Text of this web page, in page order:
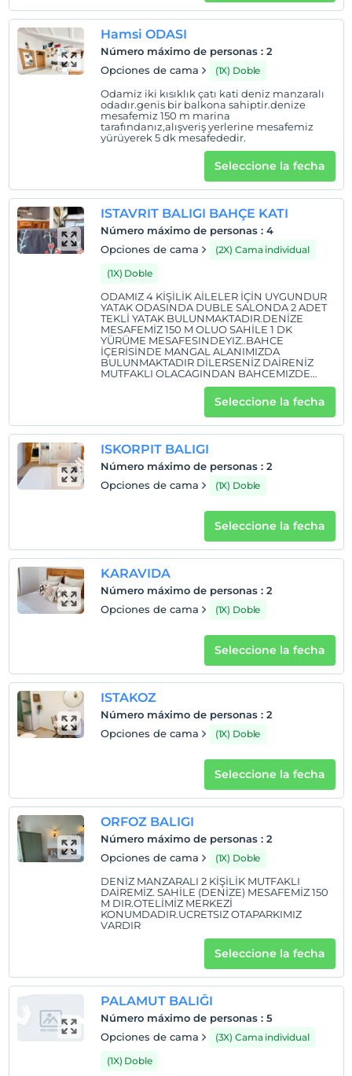
Hamsi ODASI
Número máximo de personas : 2
Opciones de cama
(1X) Doble
Odamiz iki kısıklık çatı kati deniz manzaralı
odadır.genis bir balkona sahiptir.denize
mesafemiz 150 m marina
tarafındanız,alışveriş yerlerine mesafemiz
yürüyerek 5 dk mesafededir.
Seleccione la fecha
ISTAVRIT BALIGI BAHÇE KATI
Número máximo de personas : 4
Opciones de cama
(2X) Cama individual
(1X) Doble
ODAMIZ 4 KİŞİLİK AİLELER İÇİN UYGUNDUR
YATAK ODASINDA DUBLE SALONDA 2 ADET
TEKLİ YATAK BULUNMAKTADIR.DENİZE
MESAFEMİZ 150 M OLUO SAHİLE 1 DK
YÜRÜME MESAFESINDEYIZ..BAHCE
İÇERİSİNDE MANGAL ALANIMIZDA
BULUNMAKTADIR DİLERSENİZ DAİRENİZ
MUTFAKLI OLACAGINDAN BAHCEMIZDE
MANGAL YAPABİLİRSİNİZ.
Seleccione la fecha
ISKORPIT BALIGI
Número máximo de personas : 2
Opciones de cama
(1X) Doble
Seleccione la fecha
KARAVIDA
Número máximo de personas : 2
Opciones de cama
(1X) Doble
Seleccione la fecha
ISTAKOZ
Número máximo de personas : 2
Opciones de cama
(1X) Doble
Seleccione la fecha
ORFOZ BALIGI
Número máximo de personas : 2
Opciones de cama
(1X) Doble
DENİZ MANZARALI 2 KİŞİLİK MUTFAKLI
DAİREMİZ. SAHİLE (DENİZE) MESAFEMİZ 150
M DIR.OTELİMİZ MERKEZİ
KONUMDADIR.UCRETSIZ OTAPARKIMIZ
VARDIR
Seleccione la fecha
PALAMUT BALIĞI
Número máximo de personas : 5
Opciones de cama
(3X) Cama individual
(1X) Doble